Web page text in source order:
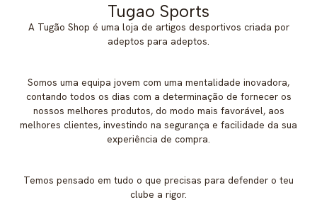
Tugao Sports
A Tugão Shop é uma loja de artigos desportivos criada por
adeptos para adeptos.
Somos uma equipa jovem com uma mentalidade inovadora,
contando todos os dias com a determinação de fornecer os
nossos melhores produtos, do modo mais favorável, aos
melhores clientes, investindo na segurança e facilidade da sua
experiência de compra.
Temos pensado em tudo o que precisas para defender o teu
clube a rigor.